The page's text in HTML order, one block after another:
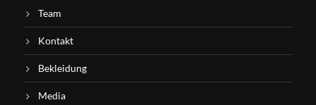
Team
Kontakt
Bekleidung
Media